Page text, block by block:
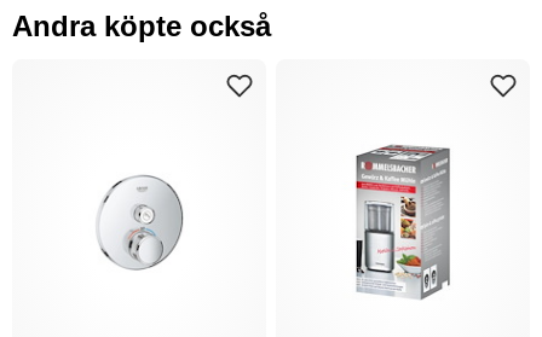
Andra köpte också